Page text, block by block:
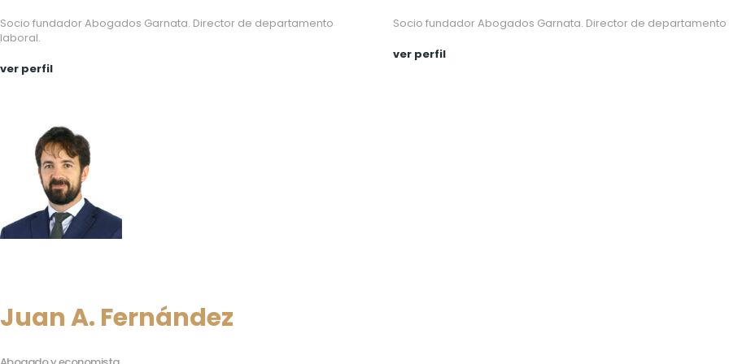
Socio fundador Abogados Garnata. Director de departamento
laboral.
ver perfil
Socio fundador Abogados Garnata. Director de departamento
ver perfil
Juan A. Fernández